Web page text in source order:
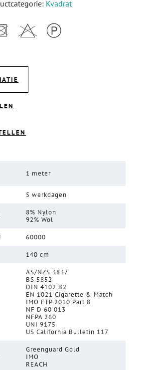
Kvadrat
1 meter
5 werkdagen
8% Nylon
92% Wol
60000
140 cm
AS/NZS 3837
BS 5852
DIN 4102 B2
EN 1021 Cigarette & Match
IMO FTP 2010 Part 8
NF D 60 013
NFPA 260
UNI 9175
US California Bulletin 117
Greenguard Gold
IMO
REACH